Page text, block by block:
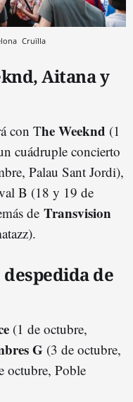
Cruïlla
Aitana y
con The Weeknd (1
cuádruple concierto
Palau Sant Jordi),
B (18 y 19 de
de Transvision
de
(1 de octubre,
G (3 de octubre,
octubre, Poble